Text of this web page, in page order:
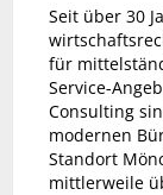
Seit über 30
für
Service-
Consulting
modernen
Standort
mittlerweile